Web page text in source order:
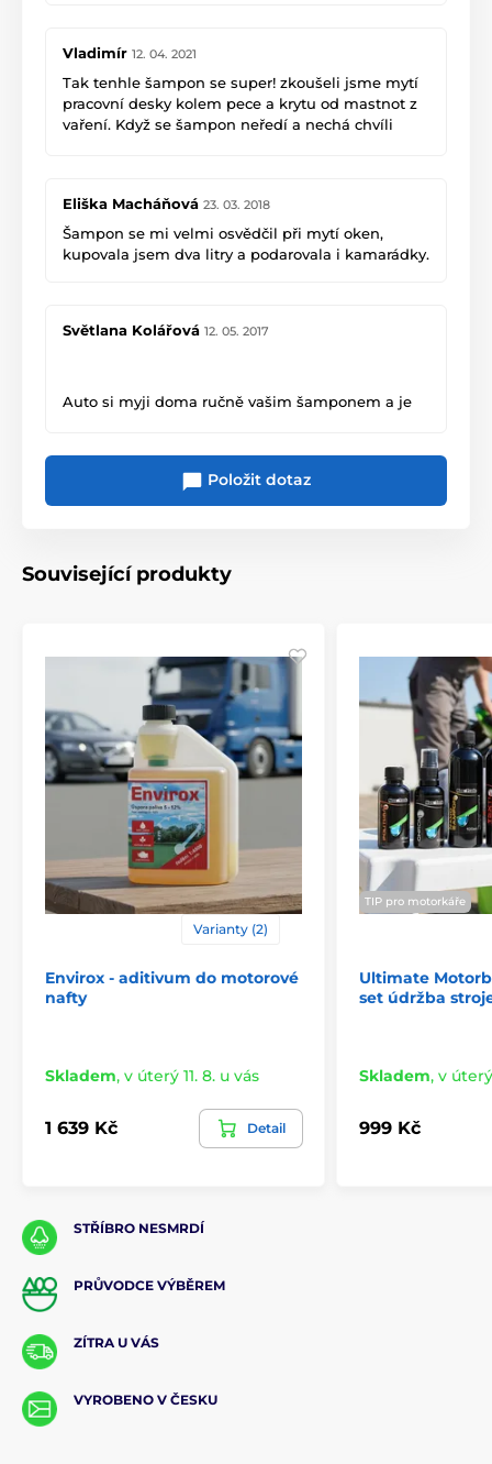
Vladimír 12. 04. 2021
Tak tenhle šampon se super! zkoušeli jsme mytí
pracovní desky kolem pece a krytu od mastnot z
vaření. Když se šampon neředí a nechá chvíli
Vladimír
Eliška Macháňová 23. 03. 2018
Šampon se mi velmi osvědčil při mytí oken,
kupovala jsem dva litry a podarovala i kamarádky.
Světlana Kolářová 12. 05. 2017
Auto si myji doma ručně vašim šamponem a je
Položit dotaz
Související produkty
Varianty (2)
Envirox - aditivum do motorové
nafty
Skladem, v úterý 11. 8. u vás
1 639 Kč Detail
TIP pro motorkáře
Ultimate
set údržba
Skladem, v úterý
999 Kč
STŘÍBRO NESMRDÍ
PRŮVODCE VÝBĚREM
ZÍTRA U VÁS
VYROBENO V ČESKU